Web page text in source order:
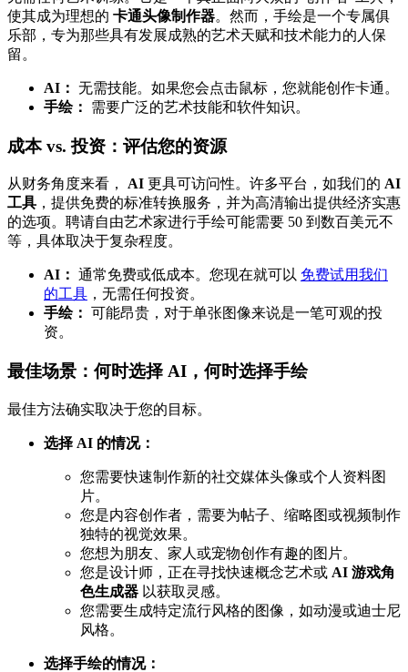
使其成为理想的 卡通头像制作器。然而，手绘是一个专属俱
乐部，专为那些具有发展成熟的艺术天赋和技术能力的人保
留。
AI： 无需技能。如果您会点击鼠标，您就能创作卡通。
手绘：
需要广泛的艺术技能和软件知识。
成本 vs. 投资：评估您的资源
从财务角度来看， AI 更具可访问性。许多平台，如我们的 AI
工具 ，提供免费的标准转换服务，并为高清输出提供经济实惠
的选项。聘请自由艺术家进行手绘可能需要 50 到数百美元不
等，具体取决于复杂程度。
AI： 通常免费或低成本。您现在就可以 免费试用我们
的工具 ，无需任何投资。
手绘： 可能昂贵，对于单张图像来说是一笔可观的投
资。
最佳场景：何时选择 AI，何时选择手绘
最佳方法确实取决于您的目标。
选择 AI 的情况：
您需要快速制作新的社交媒体头像或个人资料图
片。
您是内容创作者，需要为帖子、缩略图或视频制作
独特的视觉效果。
您想为朋友、家人或宠物创作有趣的图片。
您是设计师，正在寻找快速概念艺术或 AI 游戏角
色生成器 以获取灵感。
您需要生成特定流行风格的图像，如动漫或迪士尼
风格。
选择手绘的情况：